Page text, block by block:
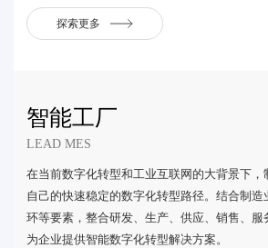
探索更多
智能工厂
LEAD MES
在当前数字化转型和工业互联网的大背景下
自己的快速稳定的数字化转型路径。结合制造业
环等要素，整合研发、生产、供应、销售、
为企业提供智能数字化转型解决方案。